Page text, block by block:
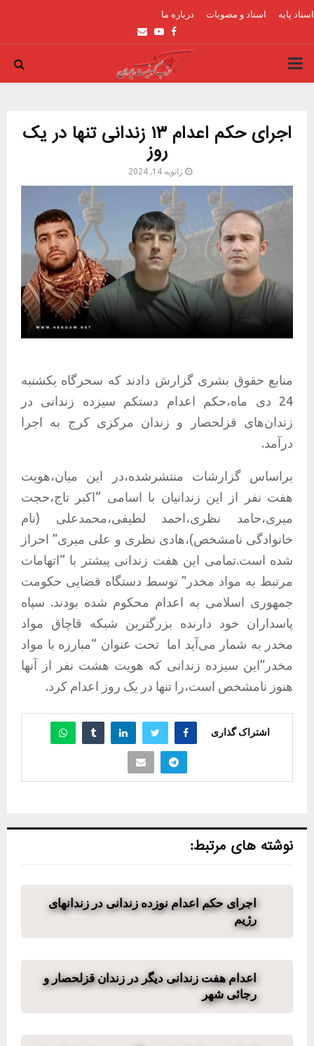
اسناد پایه اسناد و مصوبات درباره ما
Facebook
Youtube
Email
PRIMARY
اجرای حکم اعدام ۱۳ زندانی تنها در یک
روز
ژانویه 14, 2024
منابع حقوق بشری گزارش دادند که سحرگاه یکشنبه
24 دی ماه،حکم اعدام دستکم سیزده زندانی در
زندان‌های قزلحصار و زندان مرکزی کرج به اجرا
درآمد.
براساس گزارشات منتشرشده،در این میان،هویت
هفت نفر از این زندانیان با اسامی “اکبر تاج،حجت
میری،حامد نظری،احمد لطیفی،محمدعلی (نام
خانوادگی نامشخص)،هادی نظری و علی میری” احراز
شده است.تمامی این هفت زندانی پیشتر با “اتهامات
مرتبط به مواد مخدر” توسط دستگاه قضایی حکومت
جمهوری اسلامی به اعدام محکوم شده بودند. سپاه
پاسداران‌ خود دارنده بزرگترین شبکه قاچاق مواد
مخدر به شمار می‌آید اما تحت عنوان “مبارزه با مواد
مخدر”این سیزده زندانی که هویت هشت نفر از آنها
هنوز نامشخص است،را تنها در یک روز اعدام کرد.
اشتراک گذاری
نوشته های مرتبط:
اجرای حکم اعدام نوزده زندانی در زندانهای
رژیم
اعدام هفت زندانی دیگر در زندان قزلحصار و
رجائی شهر